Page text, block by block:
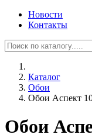
Новости
Контакты
Каталог
Обои
Обои Аспект
Обои